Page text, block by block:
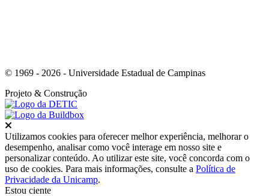
© 1969 - 2026 - Universidade Estadual de Campinas
Projeto & Construção
Utilizamos cookies para oferecer melhor experiência, melhorar o
desempenho, analisar como você interage em nosso site e
personalizar conteúdo. Ao utilizar este site, você concorda com o
uso de cookies. Para mais informações, consulte a Política de
Privacidade da Unicamp.
Estou ciente